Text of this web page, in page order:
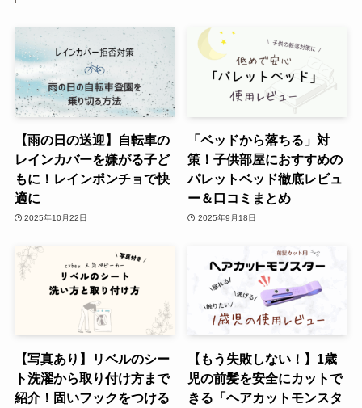
【雨の日の送迎】自転車の
レインカバーを嫌がる子ど
もに！レインポンチョで快
適に
2025年10月22日
「ベッドから落ちる」対
策！子供部屋におすすめの
パレットベッド徹底レビュ
ー＆口コミまとめ
2025年9月18日
【写真あり】リベルのシー
ト洗濯から取り付け方まで
紹介！固いフックをつける
【もう失敗しない！】1歳
児の前髪を安全にカットで
きる「ヘアカットモンスタ